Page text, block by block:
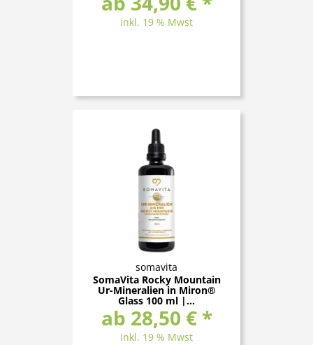
inkl. 19 % Mwst
somavita
SomaVita Rocky Mountain
Ur-Mineralien in Miron®
Glass 100 ml |...
ab 28,50 € *
inkl. 19 % Mwst